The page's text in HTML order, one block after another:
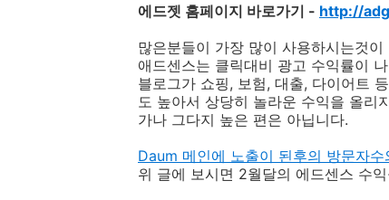
에드젯 홈페이지 바로가기 - http://
많은분들이 가장 많이 사용하시는것이
애드센스는 클릭대비 광고 수익률이
블로그가 쇼핑, 보험, 대출, 다이어트
도 높아서 상당히 놀라운 수익을 올리
가나 그다지 높은 편은 아닙니다.
Daum 메인에 노출이 된후의 방문자
위 글에 보시면 2월달의 에드센스 수